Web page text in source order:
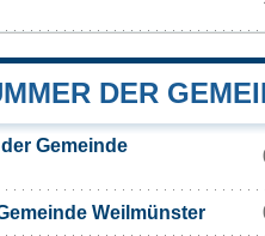
DER
Gemeinde
Weilmünster